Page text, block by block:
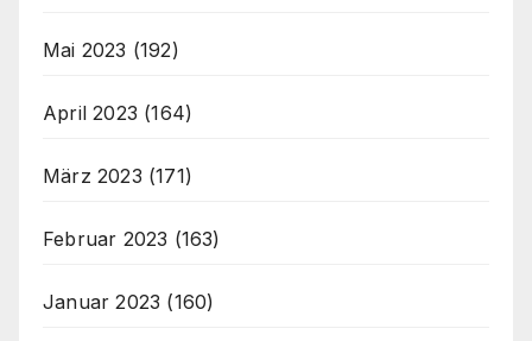
Mai 2023 (192)
April 2023 (164)
März 2023 (171)
Februar 2023 (163)
Januar 2023 (160)